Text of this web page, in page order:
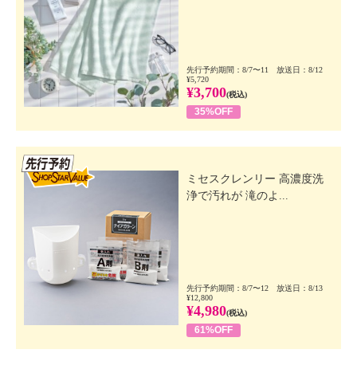
先行予約期間：8/7〜11 放送日：8/12
¥5,720
¥3,700(税込)
35%OFF
ミセスクレンリー 高濃度洗
浄で汚れが 滝のよ...
先行予約期間：8/7〜12 放送日：8/13
¥12,800
¥4,980(税込)
61%OFF